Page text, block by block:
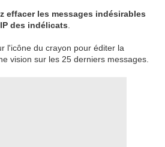
effacer les messages indésirables
des indélicats
l'icône du crayon pour éditer la
vision sur les 25 derniers messages.